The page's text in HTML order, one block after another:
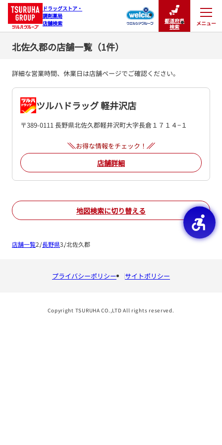
ドラッグストア・
調剤薬局
店舗検索
都道府県
検索
メニュー
閉じる
北佐久郡の店舗一覧（1件）
詳細な営業時間、休業日は店舗ページでご確認ください。
ツルハドラッグ 軽井沢店
〒389-0111 長野県北佐久郡軽井沢町大字長倉１７１４−１
お得な情報をチェック！
店舗詳細
地図検索に切り替える
店舗一覧 長野県 北佐久郡
プライバシーポリシー サイトポリシー
Copyright TSURUHA CO.,LTD All rights reserved.